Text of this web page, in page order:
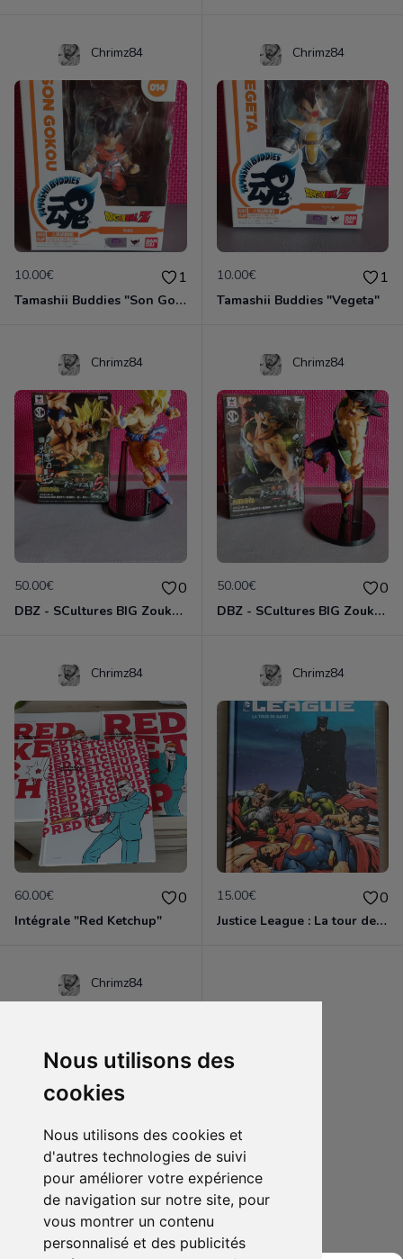
Nous utilisons des
cookies
Nous utilisons des cookies et
d'autres technologies de suivi
pour améliorer votre expérience
de navigation sur notre site, pour
vous montrer un contenu
personnalisé et des publicités
Chrimz84
10.00€ 1
Tamashii Buddies "Son Goku"
Chrimz84
10.00€ 1
Tamashii Buddies "Vegeta"
Chrimz84
50.00€ 0
DBZ - SCultures BIG Zoukei "Tenkaichi Budokai" 5 : Son Goku
Chrimz84
50.00€ 0
DBZ - SCultures BIG Zoukei "Tenkaichi Budokai" 5 : Baddack
Chrimz84
60.00€ 0
Intégrale "Red Ketchup"
Chrimz84
15.00€ 0
Justice League : La tour de Babel
Chrimz84
15.00€ 0
Batman & Superman : L'étoffe des héros